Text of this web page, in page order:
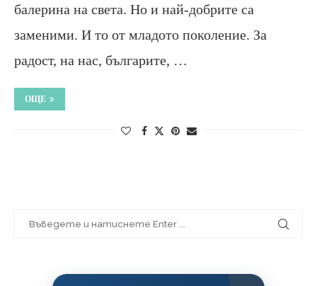
балерина на света. Но и най-добрите са
заменими. И то от младото поколение. За
радост, на нас, българите, …
ОЩЕ